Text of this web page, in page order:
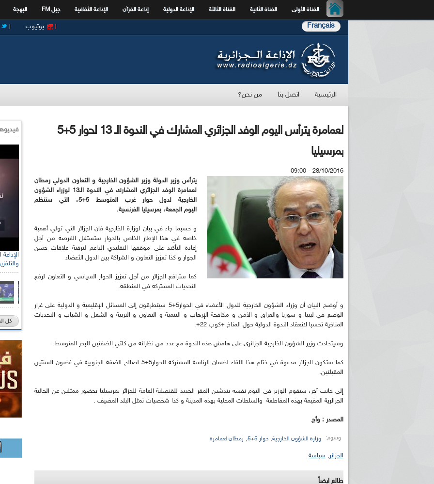
القناة الأولى القناة الثانية القناة الثالثة الإذاعة الدولية إذاعة القرآن الإذاعة الثقافية جيل FM البهجة
Français يوتيوب
الرئيسية اتصل بنا من نحن؟
لعمامرة يترأس اليوم الوفد الجزائري المشارك في الندوة الـ 13 لحوار 5+5
بمرسيليا
28/10/2016 - 09:00
يترأس وزير الدولة وزير الشؤون الخارجية و التعاون الدولي رمطان
لعمامرة الوفد الجزائري المشارك في الندوة الـ13 لوزراء الشؤون
الخارجية لدول حوار غرب المتوسط 5+5، التي ستنظم
اليوم الجمعة، بمرسيليا الفرنسية.
و حسبما جاء في بيان لوزارة الخارجية فان الجزائر التي تولي أهمية
خاصة في هذا الإطار الخاص بالحوار ستستغل الفرصة من أجل
إعادة التأكيد على موقفها التقليدي الداعم لترقية علاقات حسن
الجوار و كذا تعزيز التعاون و الشراكة بين الدول الأعضاء
كما سترافع الجزائر من أجل تعزيز الحوار السياسي و التعاون لرفع
التحديات المشتركة في المنطقة.
و أوضح البيان أن وزراء الشؤون الخارجية للدول الأعضاء في الحوار5+5 سيتطرقون إلى المسائل الإقليمية و الدولية على غرار
الوضع في ليبيا و سوريا والعراق و الأمن و مكافحة الإرهاب و التنمية و التعاون و التربية و الشغل و الشباب و التحديات
المناخية تحسبا لانعقاد الندوة الدولية حول المناخ +كوب 22+.
وسيتحادث وزير الشؤون الخارجية الجزائري على هامش هذه الندوة مع عدد من نظرائه من كلتي الضفتين للبحر المتوسط.
كما ستكون الجزائر مدعوة في ختام هذا اللقاء لضمان الرئاسة المشتركة للحوار5+5 لصالح الضفة الجنوبية في غضون السنتين
المقبلتين.
إلى جانب آخر، سيقوم الوزير في اليوم نفسه بتدشين المقر الجديد للقنصلية العامة للجزائر بمرسيليا بحضور ممثلين عن الجالية
الجزائرية المقيمة بهذه المقاطعة والسلطات المحلية بهذه المدينة و كذا شخصيات تمثل البلد المضيف .
المصدر : وأج
وسوم: وزارة الشؤون الخارجية, حوار 5+5 , رمطان لعمامرة
الجزائر, سياسة
طالع ايضاً
كل